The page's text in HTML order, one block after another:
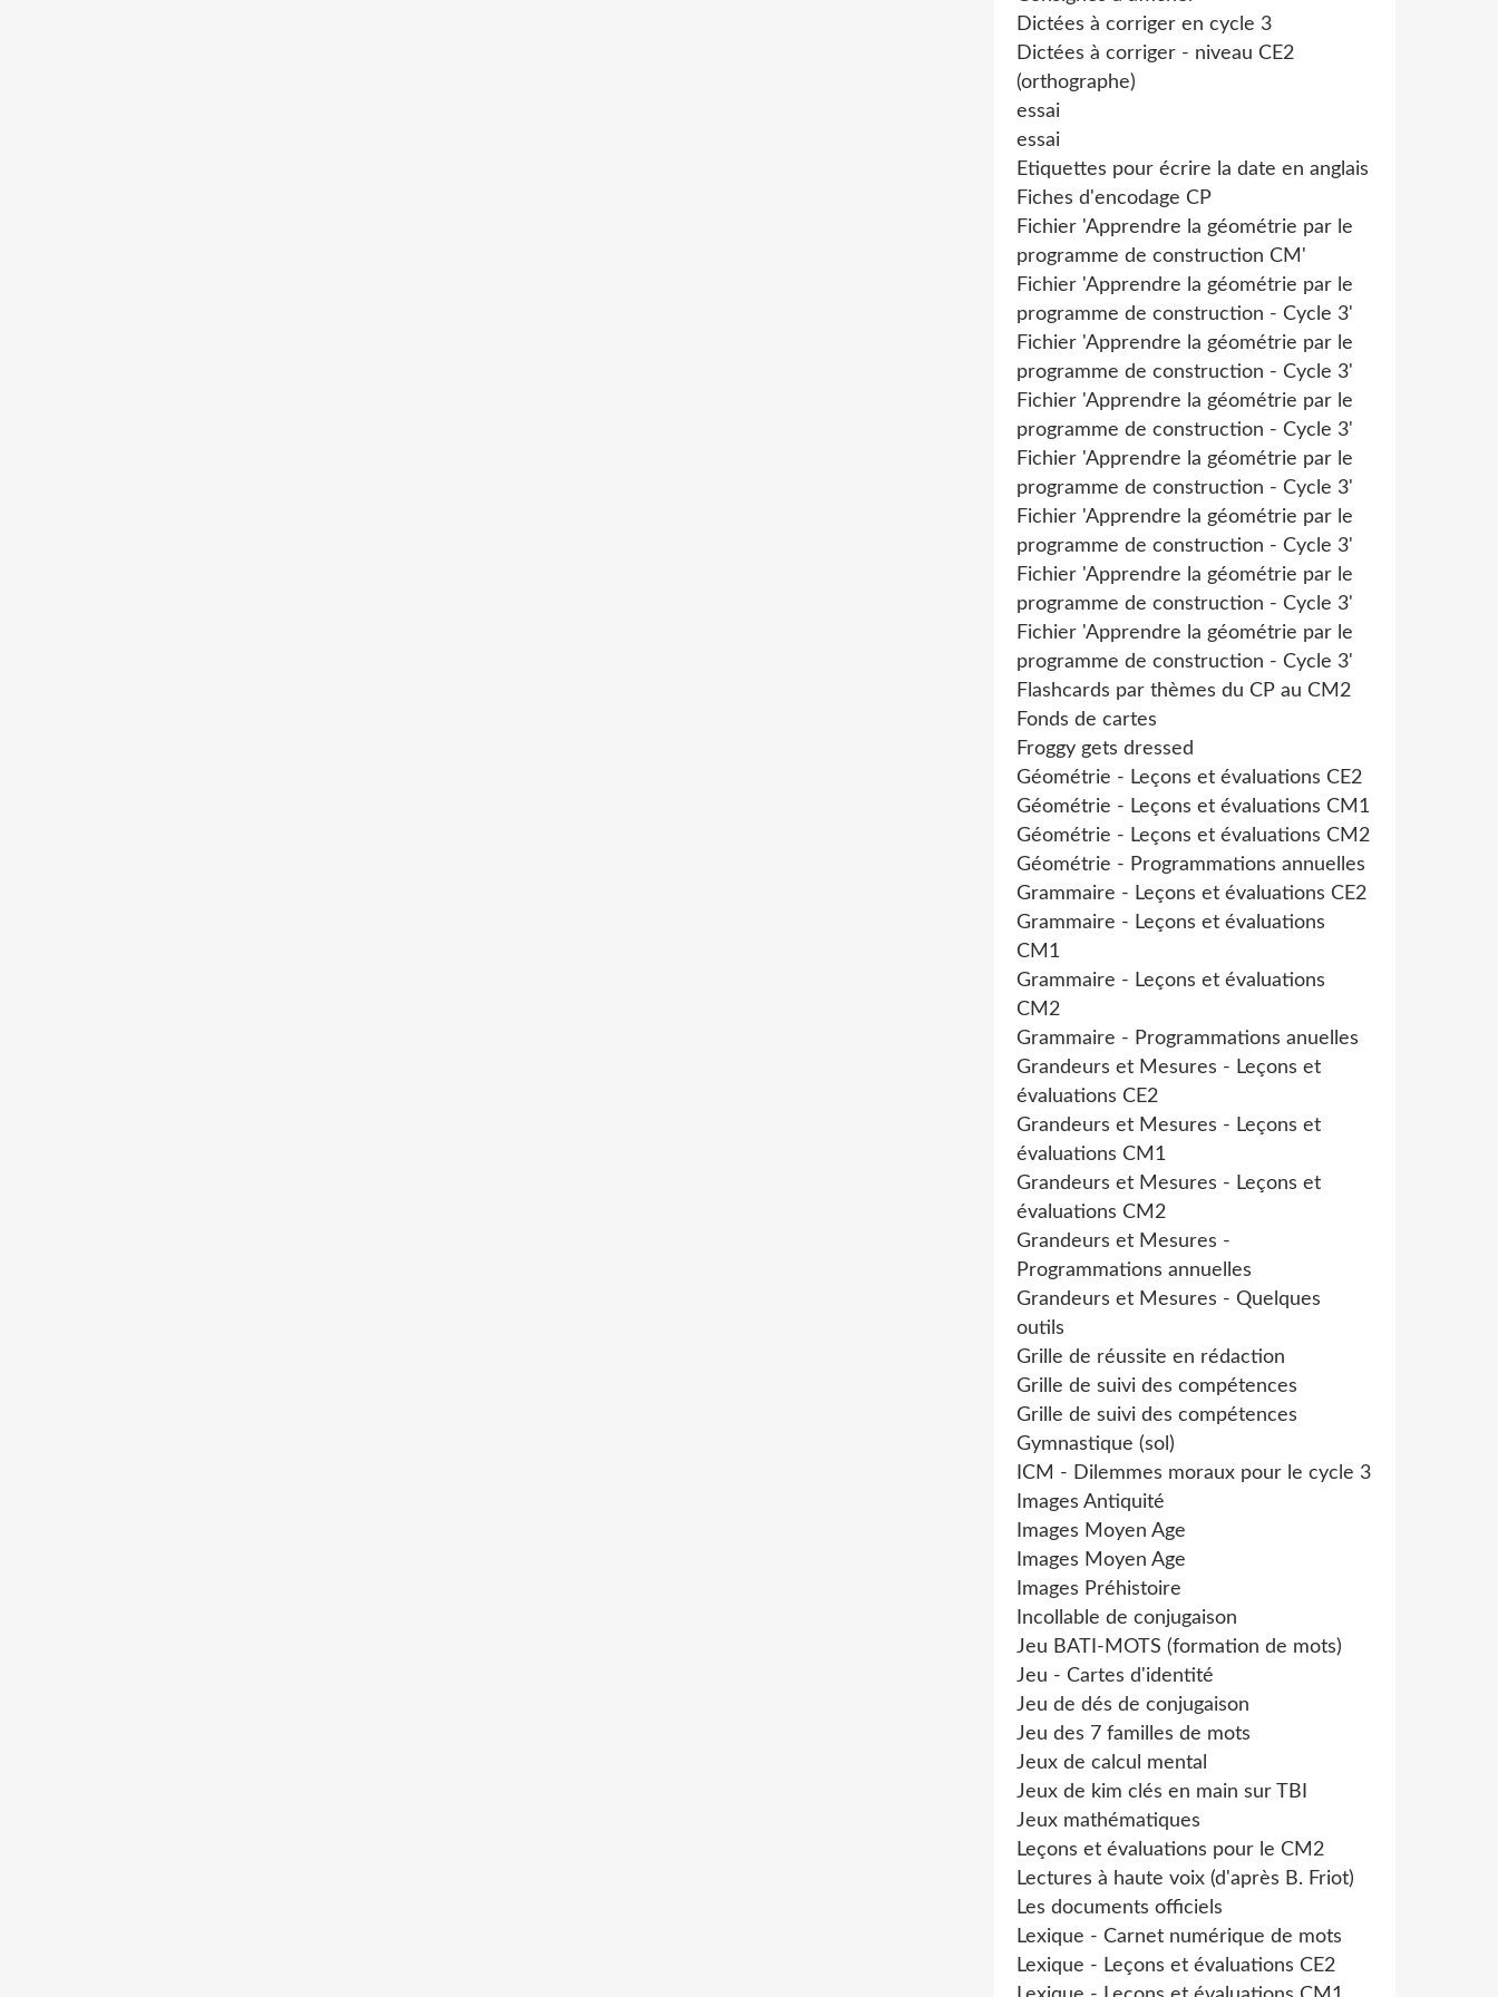
Dictées à corriger en cycle 3
Dictées à corriger - niveau CE2
(orthographe)
essai
essai
Etiquettes pour écrire la date en anglais
Fiches d'encodage CP
Fichier 'Apprendre la géométrie par le
programme de construction CM'
Fichier 'Apprendre la géométrie par le
programme de construction - Cycle 3'
Fichier 'Apprendre la géométrie par le
programme de construction - Cycle 3'
Fichier 'Apprendre la géométrie par le
programme de construction - Cycle 3'
Fichier 'Apprendre la géométrie par le
programme de construction - Cycle 3'
Fichier 'Apprendre la géométrie par le
programme de construction - Cycle 3'
Fichier 'Apprendre la géométrie par le
programme de construction - Cycle 3'
Fichier 'Apprendre la géométrie par le
programme de construction - Cycle 3'
Flashcards par thèmes du CP au CM2
Fonds de cartes
Froggy gets dressed
Géométrie - Leçons et évaluations CE2
Géométrie - Leçons et évaluations CM1
Géométrie - Leçons et évaluations CM2
Géométrie - Programmations annuelles
Grammaire - Leçons et évaluations CE2
Grammaire - Leçons et évaluations
CM1
Grammaire - Leçons et évaluations
CM2
Grammaire - Programmations anuelles
Grandeurs et Mesures - Leçons et
évaluations CE2
Grandeurs et Mesures - Leçons et
évaluations CM1
Grandeurs et Mesures - Leçons et
évaluations CM2
Grandeurs et Mesures -
Programmations annuelles
Grandeurs et Mesures - Quelques
outils
Grille de réussite en rédaction
Grille de suivi des compétences
Grille de suivi des compétences
Gymnastique (sol)
ICM - Dilemmes moraux pour le cycle 3
Images Antiquité
Images Moyen Age
Images Moyen Age
Images Préhistoire
Incollable de conjugaison
Jeu BATI-MOTS (formation de mots)
Jeu - Cartes d'identité
Jeu de dés de conjugaison
Jeu des 7 familles de mots
Jeux de calcul mental
Jeux de kim clés en main sur TBI
Jeux mathématiques
Leçons et évaluations pour le CM2
Lectures à haute voix (d'après B. Friot)
Les documents officiels
Lexique - Carnet numérique de mots
Lexique - Leçons et évaluations CE2